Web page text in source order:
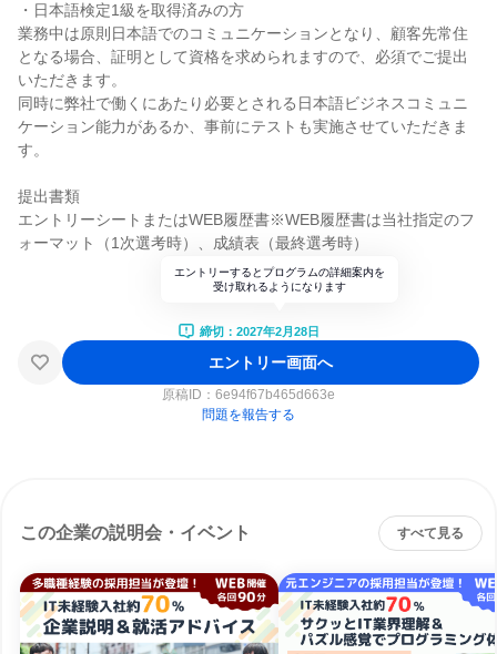
・日本語検定1級を取得済みの方
業務中は原則日本語でのコミュニケーションとなり、顧客先常住
となる場合、証明として資格を求められますので、必須でご提出
いただきます。
同時に弊社で働くにあたり必要とされる日本語ビジネスコミュニ
ケーション能力があるか、事前にテストも実施させていただきま
す。
提出書類
エントリーシートまたはWEB履歴書※WEB履歴書は当社指定のフ
ォーマット（1次選考時）、成績表（最終選考時）
エントリーするとプログラムの詳細案内を
受け取れるようになります
締切：2027年2月28日
エントリー画面へ
原稿ID： 6e94f67b465d663e
問題を報告する
この企業の説明会・イベント すべて見る